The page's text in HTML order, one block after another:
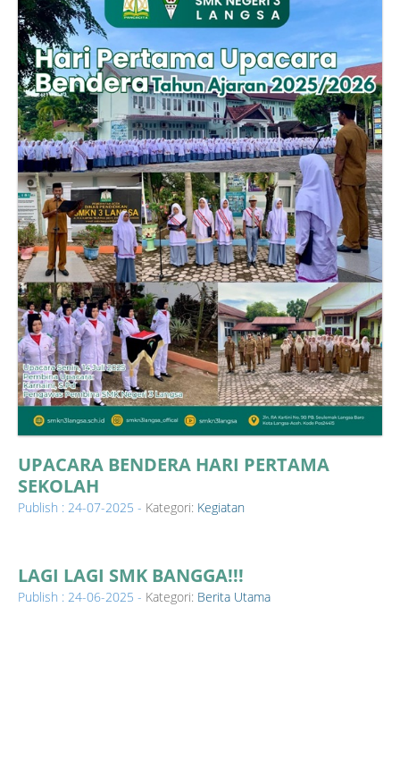
UPACARA BENDERA HARI PERTAMA
SEKOLAH
Publish : 24-07-2025 - Kategori: Kegiatan
LAGI LAGI SMK BANGGA!!!
Publish : 24-06-2025 - Kategori: Berita Utama